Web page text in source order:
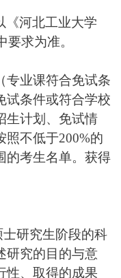
《河北工业大学
求为准。
专业课符合免试条
试条件或符合学校
生计划、免试情
照不低于200%的
的考生名单。获得
研究生阶段的科
研究的目的与意
性、取得的成果